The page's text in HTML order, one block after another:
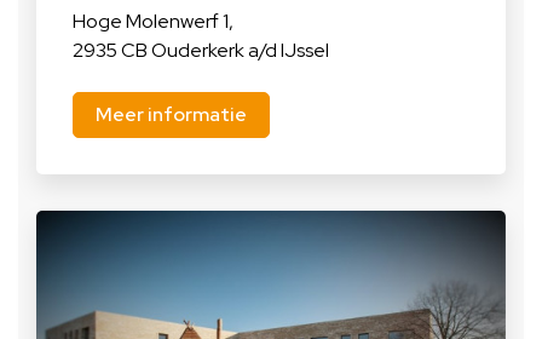
Hoge Molenwerf 1,
2935 CB Ouderkerk a/d IJssel
Meer informatie